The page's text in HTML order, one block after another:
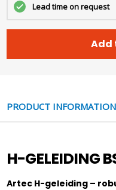
Lead time on request
Add
PRODUCT INFORMATION
H-GELEIDING
Artec H-geleiding –